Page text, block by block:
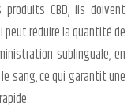
CBD, ils doivent
réduire la quantité de
sublinguale, en
sang, ce qui garantit une